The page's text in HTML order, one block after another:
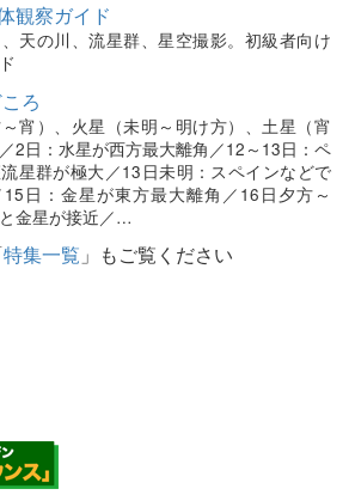
観察ガイド
天の川、流星群、星空撮影。初級者向け
ろ
宵）、火星（未明～明け方）、土星（宵
2日：水星が西方最大離角／12～13日：ペ
星群が極大／13日未明：スペインなどで
日：金星が東方最大離角／16日夕方～
金星が接近／…
特集一覧 」もご覧ください